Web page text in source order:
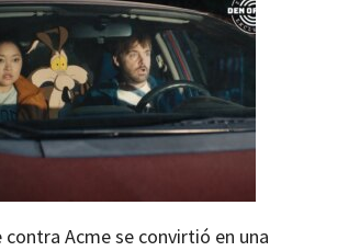
contra Acme se convirtió en una